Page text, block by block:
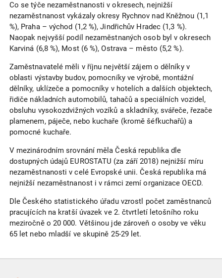
Co se týče nezaměstnanosti v okresech, nejnižší
nezaměstnanost vykázaly okresy Rychnov nad Kněžnou (1,1
%), Praha – východ (1,2 %), Jindřichův Hradec (1,3 %).
Naopak nejvyšší podíl nezaměstnaných osob byl v okresech
Karviná (6,8 %), Most (6 %), Ostrava – město (5,2 %).
Zaměstnavatelé měli v říjnu největší zájem o dělníky v
oblasti výstavby budov, pomocníky ve výrobě, montážní
dělníky, uklízeče a pomocníky v hotelích a dalších objektech,
řidiče nákladních automobilů, tahačů a speciálních vozidel,
obsluhu vysokozdvižných vozíků a skladníky, svářeče, řezače
plamenem, páječe, nebo kuchaře (kromě šéfkuchařů) a
pomocné kuchaře.
V mezinárodním srovnání měla Česká republika dle
dostupných údajů EUROSTATU (za září 2018) nejnižší míru
nezaměstnanosti v celé Evropské unii. Česká republika má
nejnižší nezaměstnanost i v rámci zemí organizace OECD.
Dle Českého statistického úřadu vzrostl počet zaměstnanců
pracujících na kratší úvazek ve 2. čtvrtletí letošního roku
meziročně o 20 000. Většinou jde zároveň o osoby ve věku
65 let nebo mladší ve skupině 25-29 let.